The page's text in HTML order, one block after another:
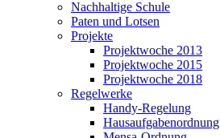
Nachhaltige Schule
Paten und Lotsen
Projekte
Projektwoche 2013
Projektwoche 2015
Projektwoche 2018
Regelwerke
Handy-Regelung
Hausaufgabenordnung